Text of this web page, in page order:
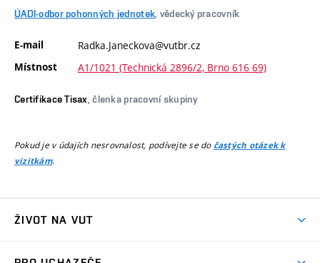
ÚADI-odbor pohonných jednotek , vědecký pracovník
E-mail Radka.Janeckova@vutbr.cz
Místnost A1/1021 (Technická 2896/2, Brno 616 69)
Certifikace Tisax , členka pracovní skupiny
Pokud je v údajích nesrovnalost, podívejte se do častých otázek k
vizitkám.
ŽIVOT NA VUT